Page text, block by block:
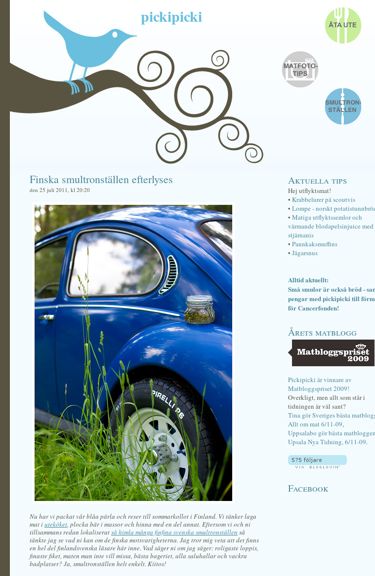
pickipicki
Finska smultronställen efterlyses
den 25 juli 2011, kl 20:20
Nu har vi packat vår blåa pärla och reser till sommarkollot i Finland. Vi tänker laga
mat iuteköket, plocka bär i massor och hinna med en del annat. Eftersom vi och ni
tillsammans redan lokaliseratså himla många finfina svenska smultronställen så
tänkte jag se vad ni kan om de finska motsvarigheterna. Jag tror mig veta att det finns
en hel del finlandsvenska läsare här inne. Vad säger ni om jag säger: roligaste loppis,
finaste fiket, maten man inte vill missa, bästa bageriet, alla saluhallar och vackra
badplatser? Ja, smultronställen helt enkelt. Kiitos!
Aktuella tips
Hej utflyktsmat!
• Krabbelurer på scoutvis
• Lompe - norskt
• Matiga utflyktssemlor och
värmande blodapelsinjuice med
stjärnanis
• Pannkaksmuffins
• Jägarsnus
Alltid aktuellt:
Små smulor är också bröd -
pengar med pickipicki till
för Cancerfonden!
Årets matblogg
Pickipicki är vinnare av
Matbloggspriset 2009!
Overkligt, men allt som står i
tidningen är väl sant?
Tina gör Sveriges bästa
Allt om mat 6/11-09,
Uppsalabo gör bästa
Upsala Nya Tidning, 6/11-09.
Facebook